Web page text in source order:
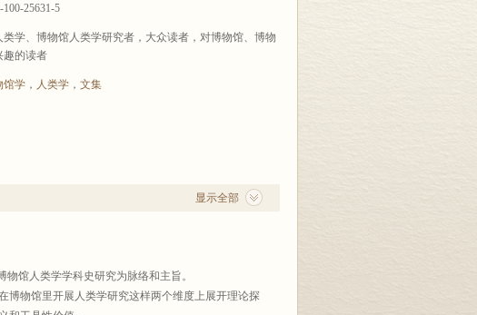
25631-5
类学、博物馆人类学研究者，大众读者，对博物馆、博物
趣的读者
馆学 ， 人类学 ， 文集
显示全部
物馆人类学学科史研究为脉络和主旨。
博物馆里开展人类学研究这样两个维度上展开理论探